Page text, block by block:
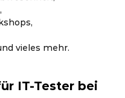
vieles mehr.
IT-Tester bei